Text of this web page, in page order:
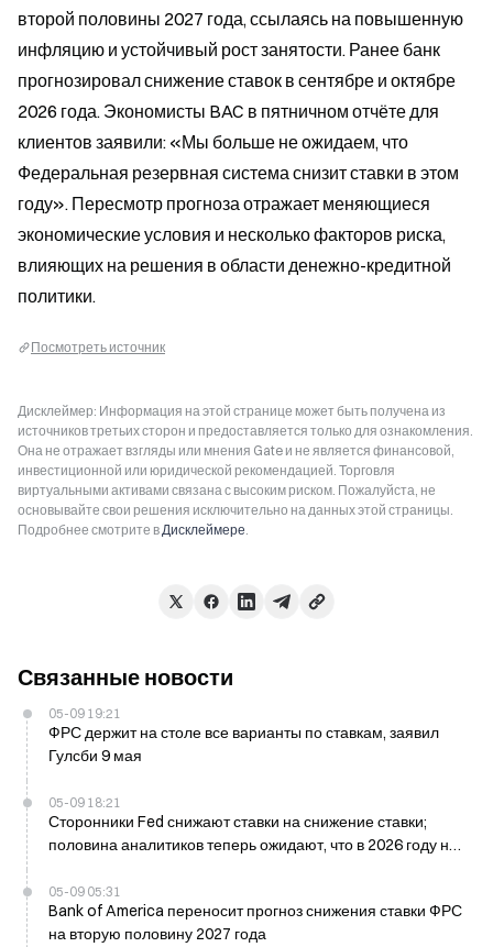
второй половины 2027 года, ссылаясь на повышенную
инфляцию и устойчивый рост занятости. Ранее банк
прогнозировал снижение ставок в сентябре и октябре
2026 года. Экономисты BAC в пятничном отчёте для
клиентов заявили: «Мы больше не ожидаем, что
Федеральная резервная система снизит ставки в этом
году». Пересмотр прогноза отражает меняющиеся
экономические условия и несколько факторов риска,
влияющих на решения в области денежно-кредитной
политики.
Посмотреть источник
Дисклеймер: Информация на этой странице может быть получена из
источников третьих сторон и предоставляется только для ознакомления.
Она не отражает взгляды или мнения Gate и не является финансовой,
инвестиционной или юридической рекомендацией. Торговля
виртуальными активами связана с высоким риском. Пожалуйста, не
основывайте свои решения исключительно на данных этой страницы.
Подробнее смотрите вДисклеймере.
Связанные новости
05-09 19:21
ФРС держит на столе все варианты по ставкам, заявил
Гулсби 9 мая
05-09 18:21
Сторонники Fed снижают ставки на снижение ставки;
половина аналитиков теперь ожидают, что в 2026 году не
05-09 05:31
Bank of America переносит прогноз снижения ставки ФРС
на вторую половину 2027 года